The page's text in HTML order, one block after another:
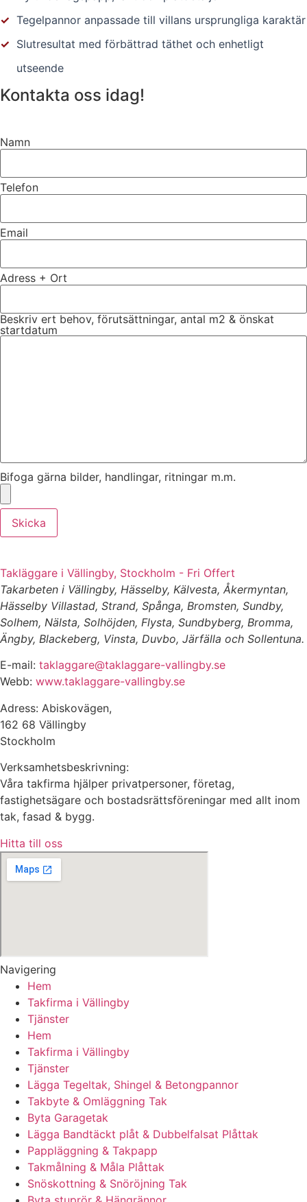
✓ Tegelpannor anpassade till villans ursprungliga karaktär
✓ Slutresultat med förbättrad täthet och enhetligt
utseende
Kontakta oss idag!
Namn
Telefon
Email
Adress + Ort
Beskriv ert behov, förutsättningar, antal m2 & önskat
startdatum
Bifoga gärna bilder, handlingar, ritningar m.m.
Skicka
Takläggare i Vällingby, Stockholm - Fri Offert
Takarbeten i Vällingby, Hässelby, Kälvesta, Åkermyntan,
Hässelby Villastad, Strand, Spånga, Bromsten, Sundby,
Solhem, Nälsta, Solhöjden, Flysta, Sundbyberg, Bromma,
Ängby, Blackeberg, Vinsta, Duvbo, Järfälla och Sollentuna.
E-mail: taklaggare@taklaggare-vallingby.se
Webb: www.taklaggare-vallingby.se
Adress: Abiskovägen,
162 68 Vällingby
Stockholm
Verksamhetsbeskrivning:
Våra takfirma hjälper privatpersoner, företag,
fastighetsägare och bostadsrättsföreningar med allt inom
tak, fasad & bygg.
Hitta till oss
Navigering
Hem
Takfirma i Vällingby
Tjänster
Hem
Takfirma i Vällingby
Tjänster
Lägga Tegeltak, Shingel & Betongpannor
Takbyte & Omläggning Tak
Byta Garagetak
Lägga Bandtäckt plåt & Dubbelfalsat Plåttak
Pappläggning & Takpapp
Takmålning & Måla Plåttak
Snöskottning & Snöröjning Tak